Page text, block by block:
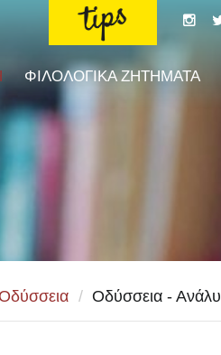
ΦΙΛΟΛΟΓΙΚΑ ΖΗΤΗΜΑΤΑ
Οδύσσεια / Οδύσσεια -